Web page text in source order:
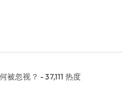
被忽视？ - 37,111 热度